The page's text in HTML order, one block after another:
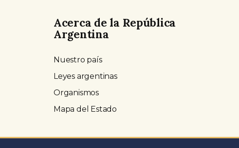
Acerca de la República
Argentina
Nuestro país
Leyes argentinas
Organismos
Mapa del Estado